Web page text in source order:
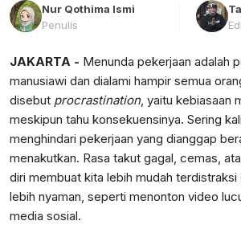
Nur Qothima Ismi
Penulis
JAKARTA - Menunda pekerjaan adalah
manusiawi dan dialami hampir semua
disebut procrastination, yaitu kebiasaan
meskipun tahu konsekuensinya. Sering
menghindari pekerjaan yang dianggap
menakutkan. Rasa takut gagal, cemas,
diri membuat kita lebih mudah terdistraksi
lebih nyaman, seperti menonton video
media sosial.